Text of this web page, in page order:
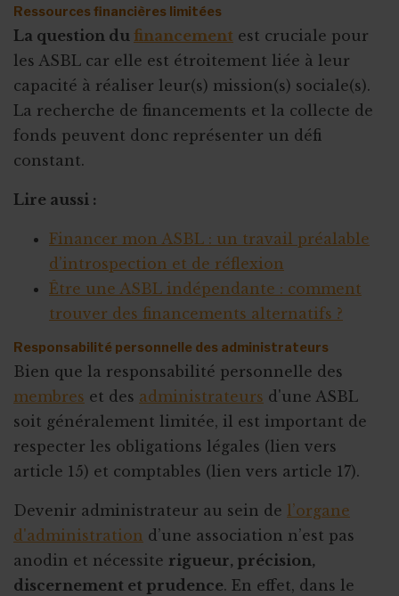
Ressources financières limitées
La question du financement est cruciale pour
les ASBL car elle est étroitement liée à leur
capacité à réaliser leur(s) mission(s) sociale(s).
La recherche de financements et la collecte de
fonds peuvent donc représenter un défi
constant.
Lire aussi :
Financer mon ASBL : un travail préalable
d’introspection et de réflexion
Être une ASBL indépendante : comment
trouver des financements alternatifs ?
Responsabilité personnelle des administrateurs
Bien que la responsabilité personnelle des
membres et des administrateurs d'une ASBL
soit généralement limitée, il est important de
respecter les obligations légales (lien vers
article 15) et comptables (lien vers article 17).
Devenir administrateur au sein de l’organe
d'administration d’une association n’est pas
anodin et nécessite rigueur, précision,
discernement et prudence. En effet, dans le